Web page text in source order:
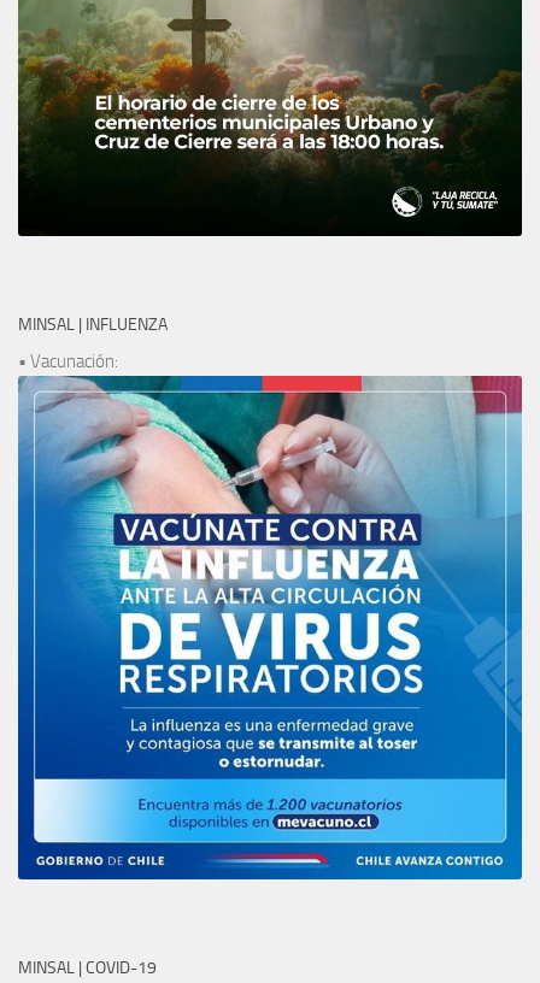
MINSAL | INFLUENZA
• Vacunación:
MINSAL | COVID-19